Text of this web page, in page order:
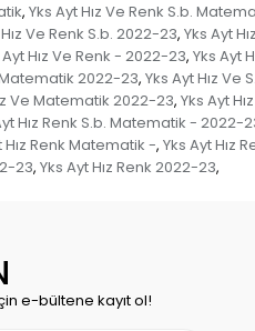
, Yks Ayt Hız Ve Renk S.b.
Ve Renk S.b. 2022-23, Yks Ayt
Ayt Hız Ve Renk - 2022-23, Yks Ayt
Matematik 2022-23, Yks Ayt Hız Ve
Ve Matematik 2022-23, Yks Ayt
Hız Renk S.b. Matematik - 2022-
Hız Renk Matematik -, Yks Ayt Hız
23, Yks Ayt Hız Renk 2022-23,
e-bültene kayıt ol!